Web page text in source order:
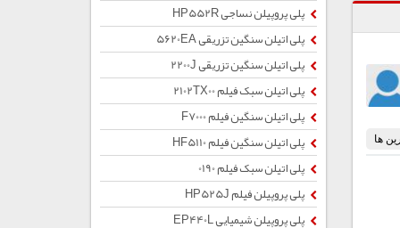
پلی پروپیلن نساجی HP552R
پلی اتیلن سنگین تزریقی 5620EA
پلی اتیلن سنگین تزریقی 2200J
پلی اتیلن سبک فیلم 2102TX00
پلی اتیلن سنگین فیلم F7000
پلی اتیلن سنگین فیلم HF5110
پلی اتیلن سبک فیلم 0190
پلی پروپیلن فیلم HP525J
پلی پروپیلن شیمیایی EP440L